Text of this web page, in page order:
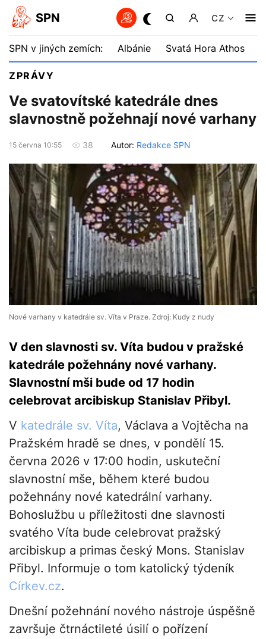
SPN CZ
SPN v jiných zemích: Albánie Svatá Hora Athos
ZPRÁVY
Ve svatovítské katedrále dnes
slavnostně požehnají nové varhany
15 června 10:55 38 Autor: Redakce SPN
Nové varhany v katedrále sv. Víta v Praze. Zdroj: Kudy z nudy
V den slavnosti sv. Víta budou v pražské
katedrále požehnány nové varhany.
Slavnostní mši bude od 17 hodin
celebrovat arcibiskup Stanislav Přibyl.
V katedrále sv. Víta, Václava a Vojtěcha na
Pražském hradě se dnes, v pondělí 15.
června 2026 v 17:00 hodin, uskuteční
slavnostní mše, během které budou
požehnány nové katedrální varhany.
Bohoslužbu u příležitosti dne slavnosti
svatého Víta bude celebrovat pražský
arcibiskup a primas český Mons. Stanislav
Přibyl. Informuje o tom katolický týdeník
Církev.cz.
Dnešní požehnání nového nástroje úspěšně
završuje čtrnáctileté úsilí o pořízení